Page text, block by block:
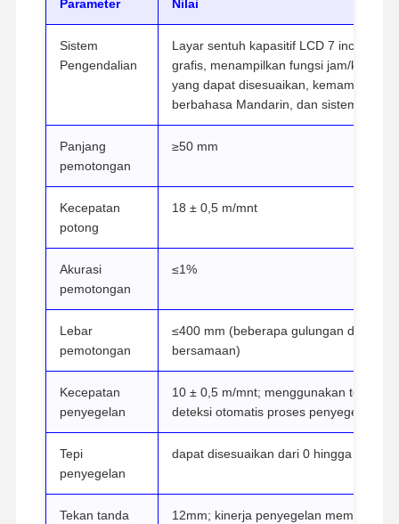
Rumah
Parameter Nilai
Sistem
Pengendalian
Layar sentuh kapasitif LCD 7 inci
grafis, menampilkan fungsi jam/
yang dapat disesuaikan, kemampuan
berbahasa Mandarin, dan sistem
Panjang
pemotongan
≥50 mm
Kecepatan
potong
18 ± 0,5 m/mnt
Akurasi
pemotongan
≤1%
Lebar
pemotongan
≤400 mm (beberapa gulungan dapat
bersamaan)
Kecepatan
penyegelan
10 ± 0,5 m/mnt; menggunakan
deteksi otomatis proses penyegelan
Tepi
penyegelan
dapat disesuaikan dari 0 hingga 35 mm
Tekan tanda 12mm; kinerja penyegelan memenuhi